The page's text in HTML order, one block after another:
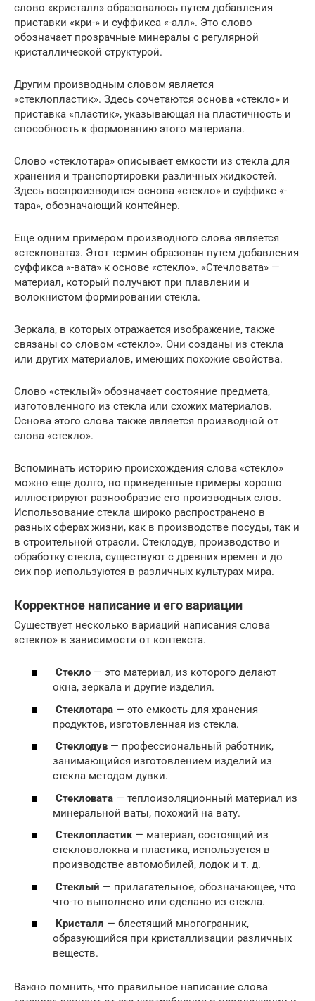
слово «кристалл» образовалось путем добавления
приставки «кри-» и суффикса «-алл». Это слово
обозначает прозрачные минералы с регулярной
кристаллической структурой.
Другим производным словом является
«стеклопластик». Здесь сочетаются основа «стекло» и
приставка «пластик», указывающая на пластичность и
способность к формованию этого материала.
Слово «стеклотара» описывает емкости из стекла для
хранения и транспортировки различных жидкостей.
Здесь воспроизводится основа «стекло» и суффикс «-
тара», обозначающий контейнер.
Еще одним примером производного слова является
«стекловата». Этот термин образован путем добавления
суффикса «-вата» к основе «стекло». «Стечловата» —
материал, который получают при плавлении и
волокнистом формировании стекла.
Зеркала, в которых отражается изображение, также
связаны со словом «стекло». Они созданы из стекла
или других материалов, имеющих похожие свойства.
Слово «стеклый» обозначает состояние предмета,
изготовленного из стекла или схожих материалов.
Основа этого слова также является производной от
слова «стекло».
Вспоминать историю происхождения слова «стекло»
можно еще долго, но приведенные примеры хорошо
иллюстрируют разнообразие его производных слов.
Использование стекла широко распространено в
разных сферах жизни, как в производстве посуды, так и
в строительной отрасли. Стеклодув, производство и
обработку стекла, существуют с древних времен и до
сих пор используются в различных культурах мира.
Корректное написание и его вариации
Существует несколько вариаций написания слова
«стекло» в зависимости от контекста.
Стекло — это материал, из которого делают
окна, зеркала и другие изделия.
Стеклотара — это емкость для хранения
продуктов, изготовленная из стекла.
Стеклодув — профессиональный работник,
занимающийся изготовлением изделий из
стекла методом дувки.
Стекловата — теплоизоляционный материал из
минеральной ваты, похожий на вату.
Стеклопластик— материал, состоящий из
стекловолокна и пластика, используется в
производстве автомобилей, лодок и т. д.
Стеклый — прилагательное, обозначающее, что
что-то выполнено или сделано из стекла.
Кристалл — блестящий многогранник,
образующийся при кристаллизации различных
веществ.
Важно помнить, что правильное написание слова